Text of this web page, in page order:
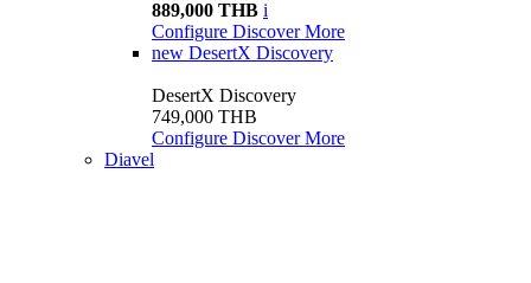
889,000 THB i
Configure Discover More
new DesertX Discovery
DesertX Discovery
749,000 THB
Configure Discover More
Diavel